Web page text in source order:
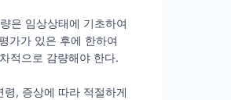
은 임상상태에 기초하여
가가 있은 후에 한하여
적으로 감량해야 한다.
, 증상에 따라 적절하게